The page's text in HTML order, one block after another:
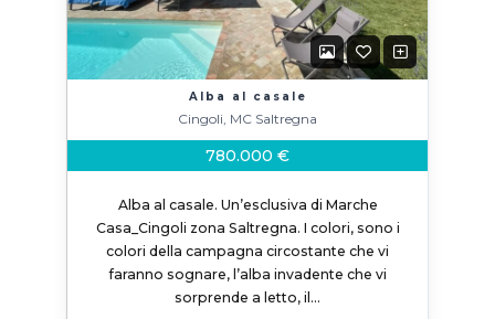
Alba al casale
Cingoli, MC Saltregna
780.000 €
Alba al casale. Un’esclusiva di Marche
Casa_Cingoli zona Saltregna. I colori, sono i
colori della campagna circostante che vi
faranno sognare, l’alba invadente che vi
sorprende a letto, il…